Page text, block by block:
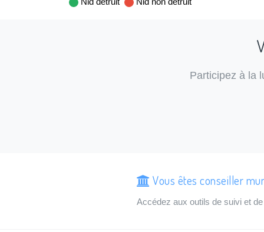
Participez à la
Vous êtes conseiller
Accédez aux outils de suivi et